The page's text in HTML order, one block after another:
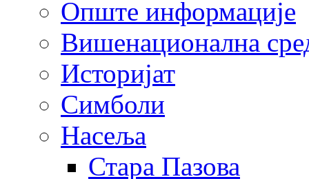
Опште информације
Вишенационална
Историјат
Симболи
Насеља
Стара Пазова